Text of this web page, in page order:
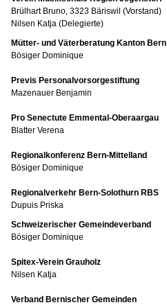
Brülhart Bruno, 3323 Bäriswil (Vorstand)
Nilsen Katja (Delegierte)
Mütter- und Väterberatung Kanton Bern
Bösiger Dominique
Previs Personalvorsorgestiftung
Mazenauer Benjamin
Pro Senectute Emmental-Oberaargau
Blatter Verena
Regionalkonferenz Bern-Mittelland
Bösiger Dominique
Regionalverkehr Bern-Solothurn RBS
Dupuis Priska
Schweizerischer Gemeindeverband
Bösiger Dominique
Spitex-Verein Grauholz
Nilsen Katja
Verband Bernischer Gemeinden